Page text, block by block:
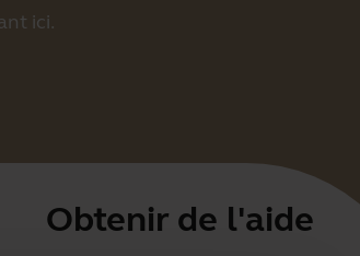
ici.
Obtenir de l'aide